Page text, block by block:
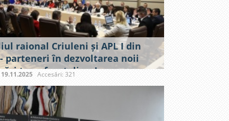
raional Criuleni și APL I din
parteneri în dezvoltarea noii
transfrontaliere!
19.11.2025 Accesări: 321